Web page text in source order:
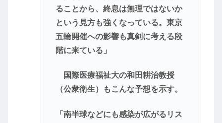
ることから、終息は無理ではないか
という見方も強くなっている。東京
五輪開催への影響も真剣に考える段
階に来ている」
国際医療福祉大の和田耕治教授
（公衆衛生）もこんな予想を示す。
「南半球などにも感染が広がるリス